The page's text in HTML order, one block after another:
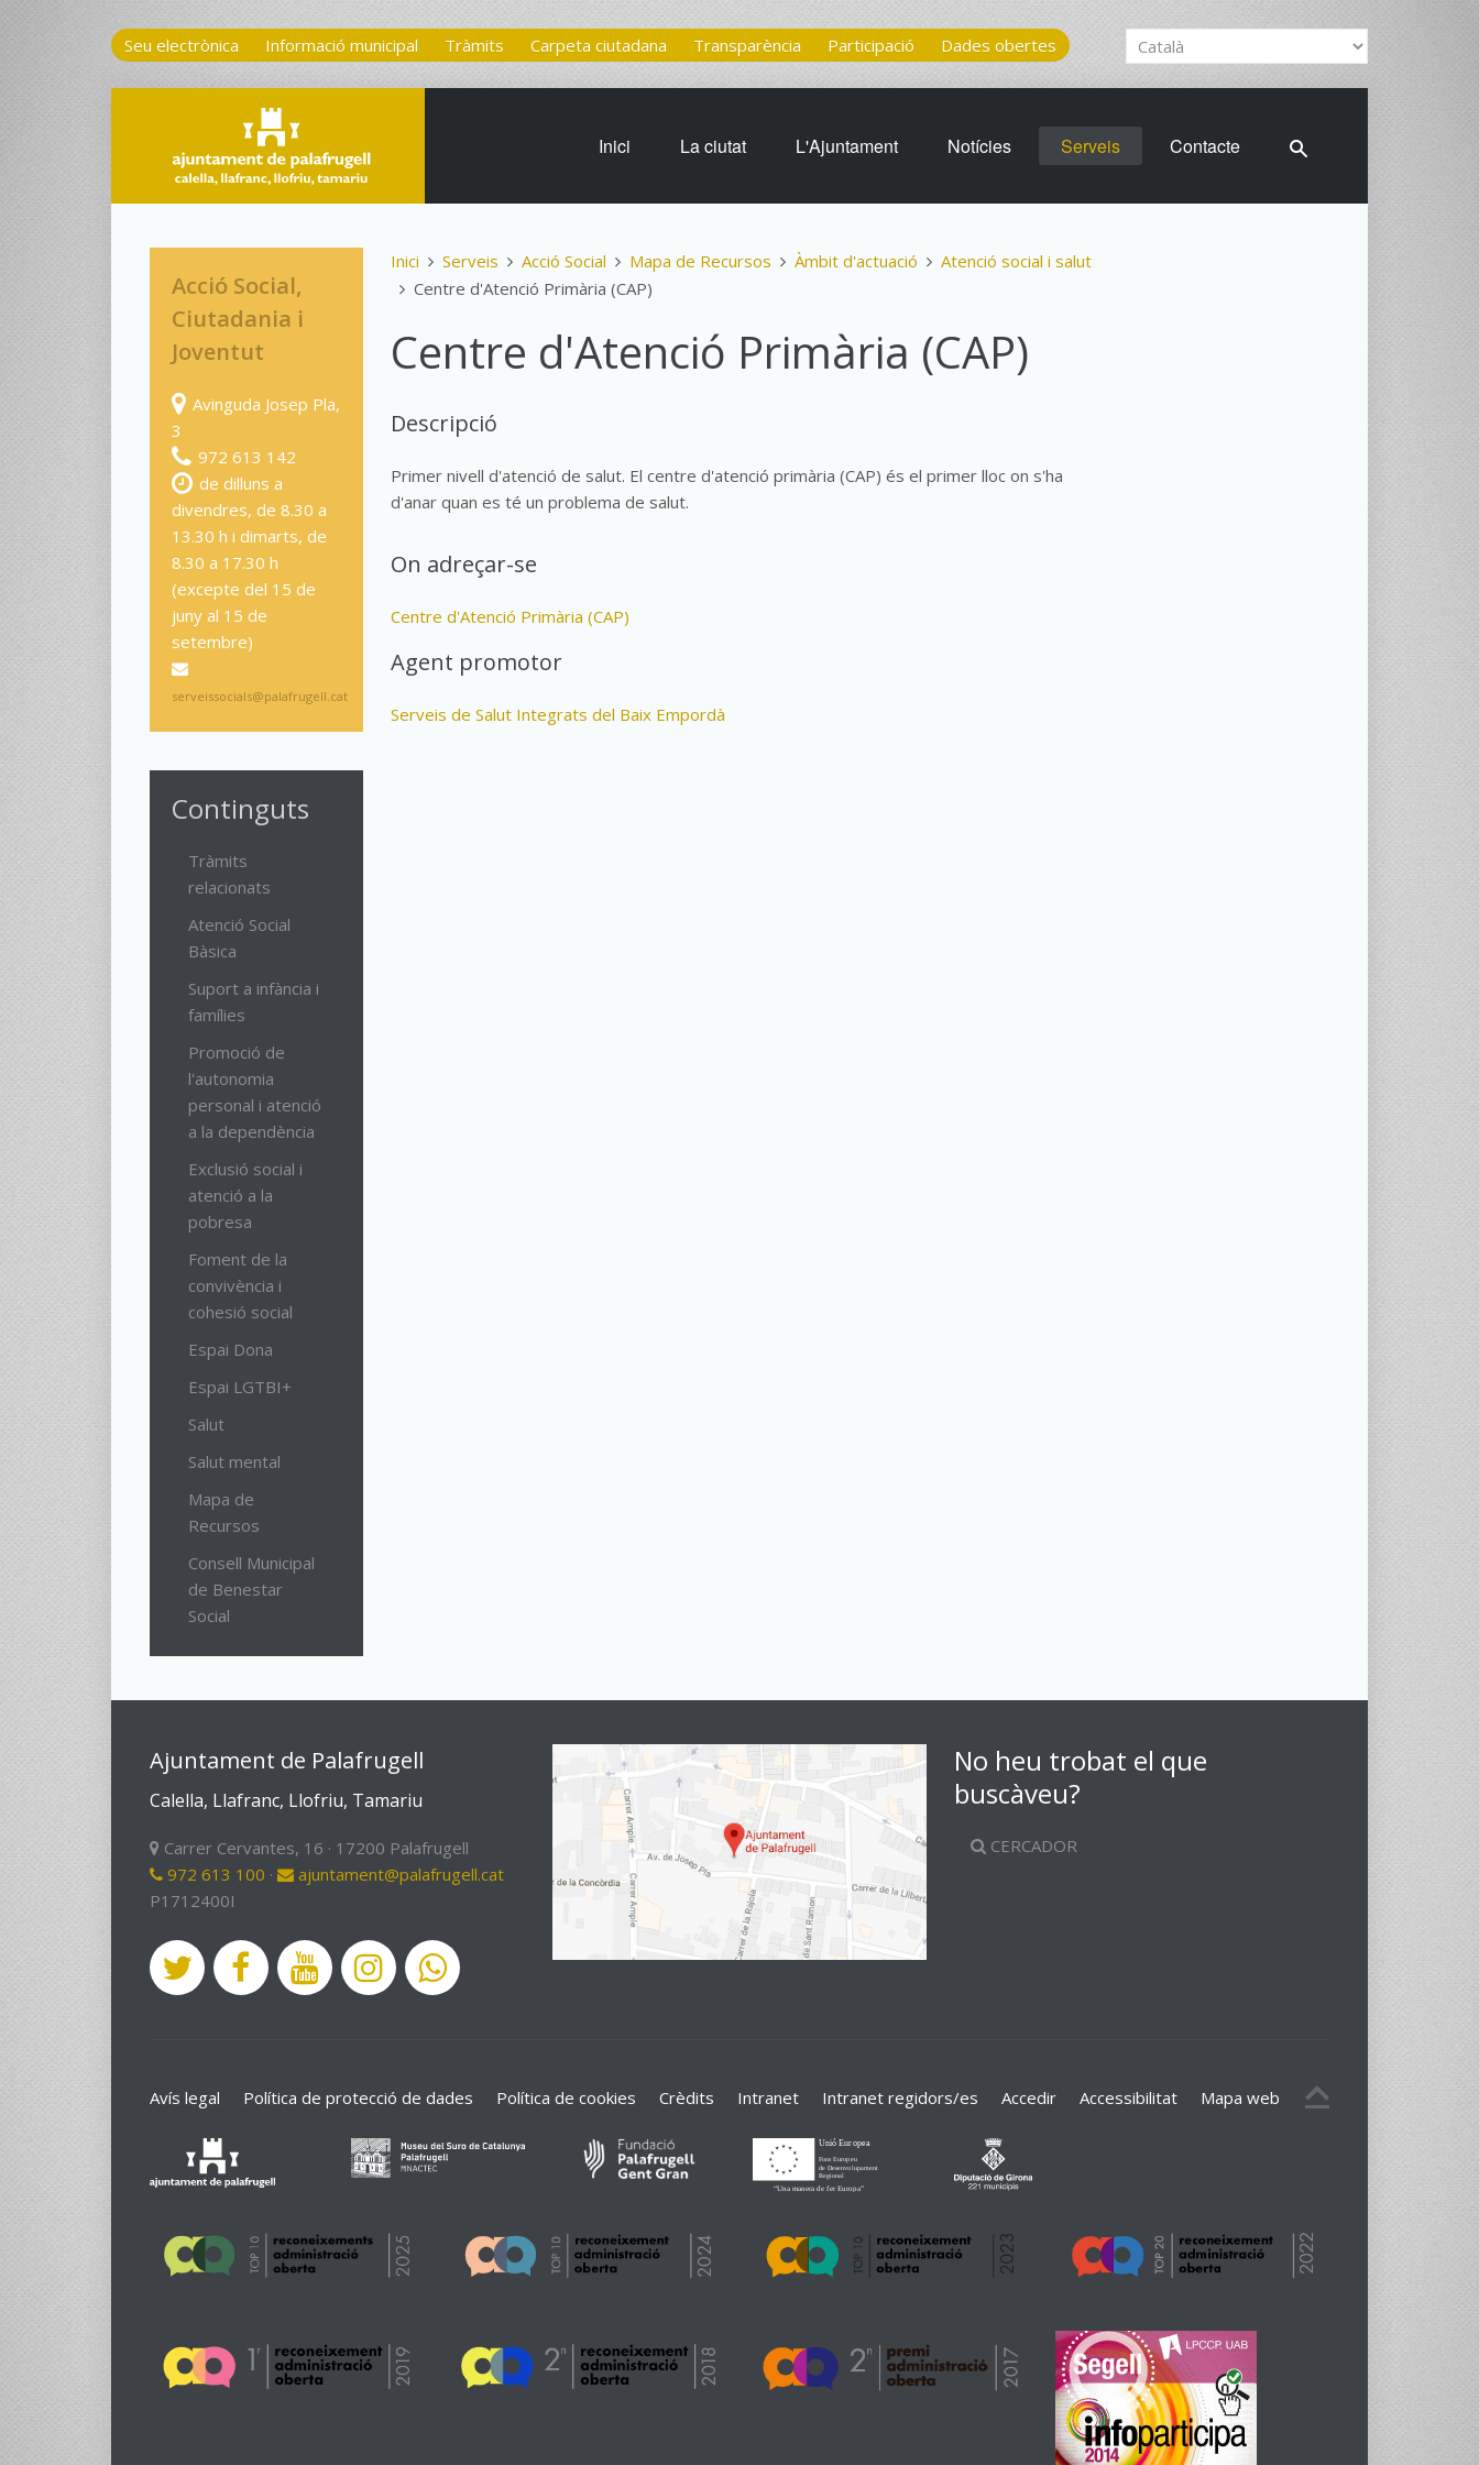
Seu electrònica Informació municipal Tràmits Carpeta ciutadana Transparència Participació Dades obertes
Inici La ciutat L'Ajuntament Notícies Serveis Contacte
Inici Serveis Acció Social Mapa de Recursos Àmbit d'actuació
Atenció social i salut
Centre d'Atenció Primària (CAP)
Centre d'Atenció Primària (CAP)
Descripció
Primer nivell d'atenció de salut. El centre d'atenció primària (CAP) és el primer lloc on s'ha
d'anar quan es té un problema de salut.
On adreçar-se
Centre d'Atenció Primària (CAP)
Agent promotor
Serveis de Salut Integrats del Baix Empordà
Acció Social,
Ciutadania i
Joventut
Avinguda Josep Pla,
3
972 613 142
de dilluns a
divendres, de 8.30 a
13.30 h i dimarts, de
8.30 a 17.30 h
(excepte del 15 de
juny al 15 de
setembre)
serveissocials@palafrugell.cat
Continguts
Tràmits
relacionats
Atenció Social
Bàsica
Suport a infància i
famílies
Promoció de
l'autonomia
personal i atenció
a la dependència
Exclusió social i
atenció a la
pobresa
Foment de la
convivència i
cohesió social
Espai Dona
Espai LGTBI+
Salut
Salut mental
Mapa de
Recursos
Consell Municipal
de Benestar
Social
Ajuntament de Palafrugell
Calella, Llafranc, Llofriu, Tamariu
Carrer Cervantes, 16 · 17200 Palafrugell
972 613 100 ·
ajuntament@palafrugell.cat
P1712400I
No heu trobat el que
buscàveu?
CERCADOR
Avís legal Política de protecció de dades Política de cookies Crèdits Intranet Intranet regidors/es Accedir Accessibilitat Mapa web